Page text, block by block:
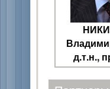
д.т.н.,